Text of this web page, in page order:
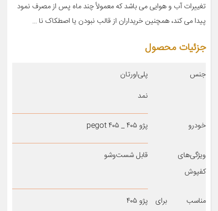
تغییرات آب و هوایی می باشد که معمولأ چند ماه پس از مصرف نمود
پیدا می کند، همچنین خریداران از قالب نبودن یا اصطکاک نا …
جزئیات محصول
جنس
پلی‌اورتان
نمد
خودرو پژو ۴۰۵ _ pegot ۴۰۵
ویژگی‌های
کفپوش
قابل شست‌وشو
مناسب برای
پژو ۴۰۵